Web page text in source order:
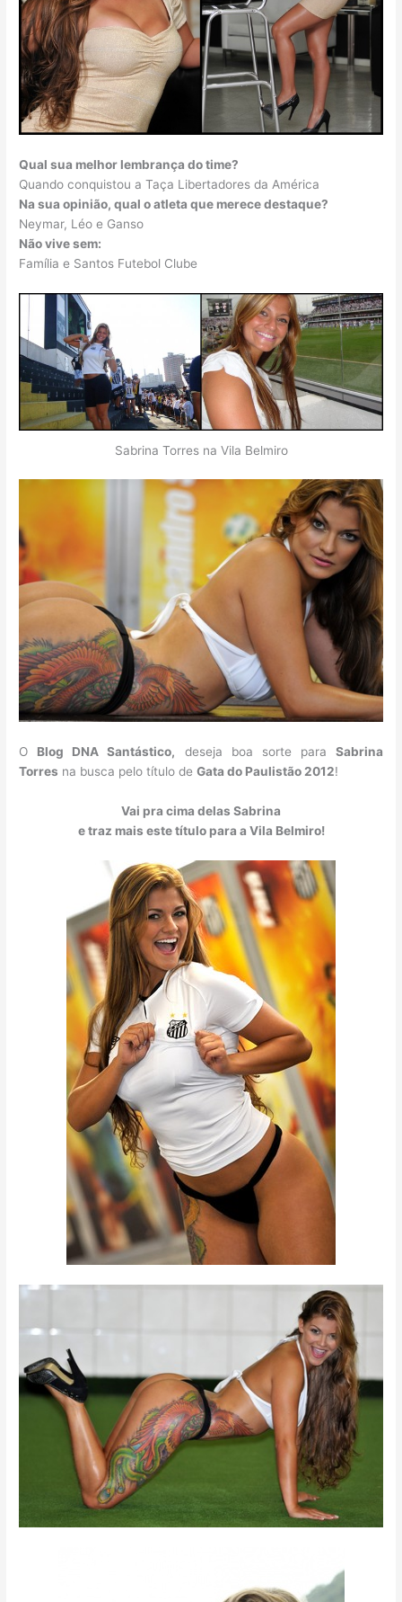
Qual sua melhor lembrança do time?
Quando conquistou a Taça Libertadores da América
Na sua opinião, qual o atleta que merece destaque?
Neymar, Léo e Ganso
Não vive sem:
Família e Santos Futebol Clube
Sabrina Torres na Vila Belmiro
O Blog DNA Santástico, deseja boa sorte para Sabrina
Torres na busca pelo título deGata do Paulistão 2012!
Vai pra cima delas Sabrina
e traz mais este título para a Vila Belmiro!